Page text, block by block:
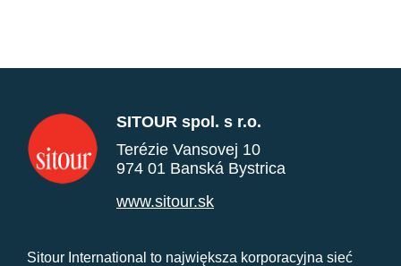
SITOUR spol. s r.o.
Terézie Vansovej 10
974 01 Banská Bystrica
www.sitour.sk
Sitour International to największa korporacyjna sieć